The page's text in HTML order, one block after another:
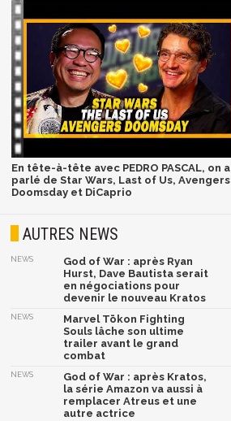
En tête-à-tête avec PEDRO PASCAL, on a
parlé de Star Wars, Last of Us, Avengers
Doomsday et DiCaprio
AUTRES NEWS
NEWS
God of War : après Ryan
Hurst, Dave Bautista serait
en négociations pour
devenir le nouveau Kratos
NEWS
Marvel Tōkon Fighting
Souls lâche son ultime
trailer avant le grand
combat
NEWS
God of War : après Kratos,
la série Amazon va aussi à
remplacer Atreus et une
autre actrice